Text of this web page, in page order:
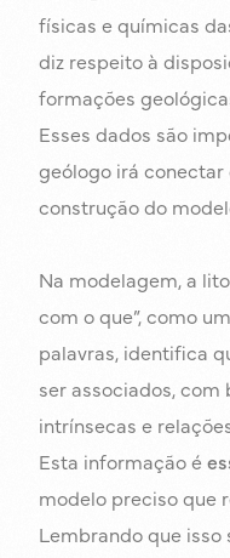
físicas e químicas
diz respeito à
formações
Esses dados são
geólogo irá
construção do
Na modelagem, a
com o que”, como
palavras, identifica
ser associados,
intrínsecas e
Esta informação é
modelo preciso que
Lembrando que isso